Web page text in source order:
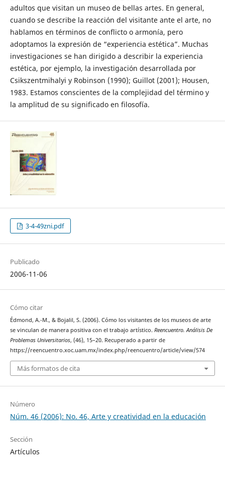
adultos que visitan un museo de bellas artes. En general,
cuando se describe la reacción del visitante ante el arte, no
hablamos en términos de conflicto o armonía, pero
adoptamos la expresión de “experiencia estética”. Muchas
investigaciones se han dirigido a describir la experiencia
estética, por ejemplo, la investigación desarrollada por
Csikszentmihalyi y Robinson (1990); Guillot (2001); Housen,
1983. Estamos conscientes de la complejidad del término y
la amplitud de su significado en filosofía.
3-4-49zni.pdf
Publicado
2006-11-06
Cómo citar
Édmond, A.-M., & Bojalil, S. (2006). Cómo los visitantes de los museos de arte
se vinculan de manera positiva con el trabajo artístico. Reencuentro. Análisis De
Problemas Universitarios, (46), 15–20. Recuperado a partir de
https://reencuentro.xoc.uam.mx/index.php/reencuentro/article/view/574
Más formatos de cita
Número
Núm. 46 (2006): No. 46, Arte y creatividad en la educación
Sección
Artículos